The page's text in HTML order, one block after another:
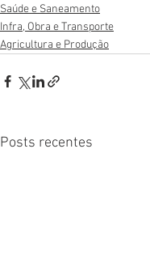
Saúde e Saneamento
Infra, Obra e Transporte
Agricultura e Produção
Posts recentes